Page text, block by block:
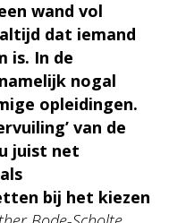
wand vol
dat iemand
is. In de
nogal
opleidingen.
van de
juist net
bij het kiezen